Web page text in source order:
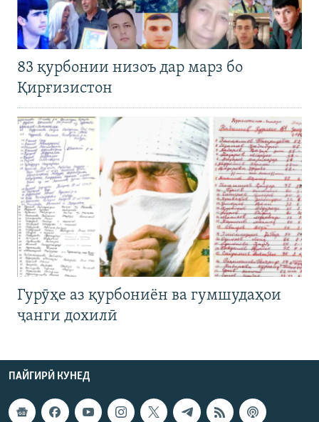
83 қурбонии низоъ дар марз бо
Қирғизистон
Гурӯҳе аз қурбониён ва гумшудаҳои
ҷанги дохилӣ
ПАЙГИРӢ КУНЕД